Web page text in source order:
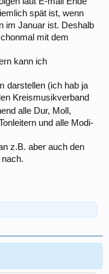
spät ist, wenn
im Januar ist. Deshalb
mit dem
kann ich
darstellen (ich hab ja
Kreismusikverband
alle Dur, Moll,
und alle Modi-
z.B. aber auch den